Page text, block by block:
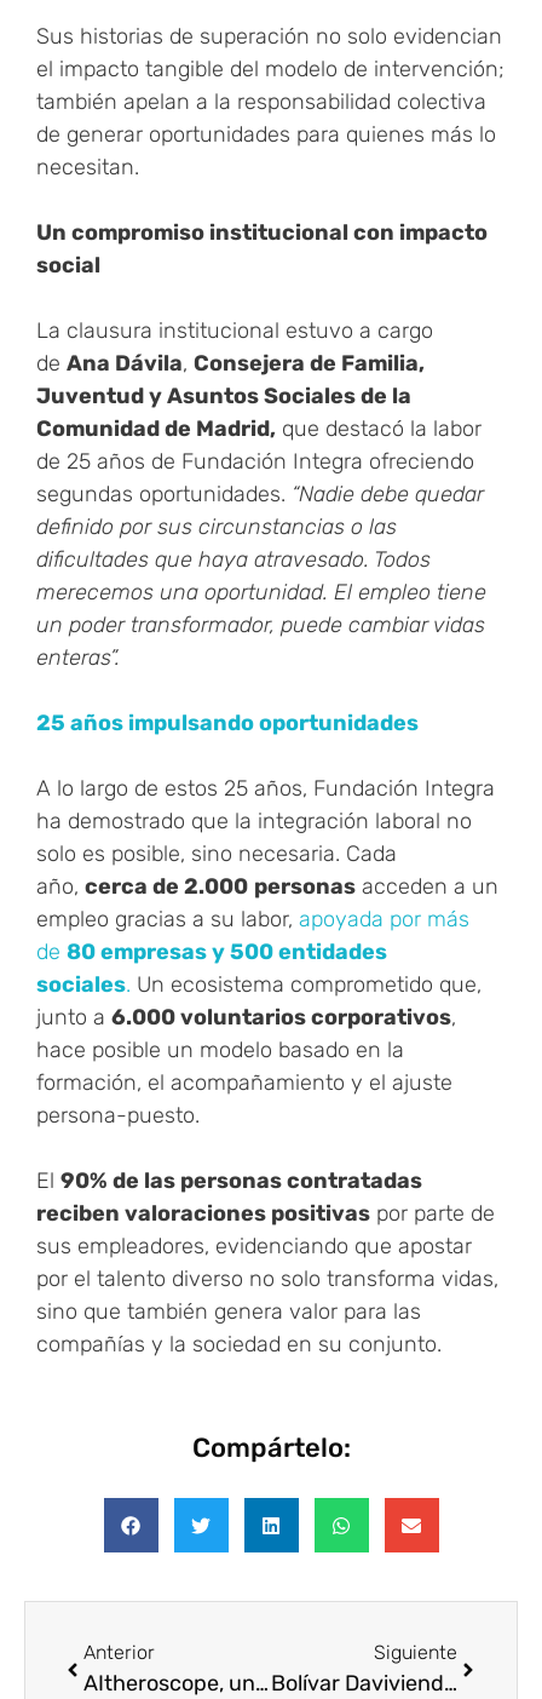
Sus historias de superación no solo evidencian
el impacto tangible del modelo de intervención;
también apelan a la responsabilidad colectiva
de generar oportunidades para quienes más lo
necesitan.
Un compromiso institucional con impacto
social
La clausura institucional estuvo a cargo
de Ana Dávila, Consejera de Familia,
Juventud y Asuntos Sociales de la
Comunidad de Madrid, que destacó la labor
de 25 años de Fundación Integra ofreciendo
segundas oportunidades. “Nadie debe quedar
definido por sus circunstancias o las
dificultades que haya atravesado. Todos
merecemos una oportunidad. El empleo tiene
un poder transformador, puede cambiar vidas
enteras”.
25 años impulsando oportunidades
A lo largo de estos 25 años, Fundación Integra
ha demostrado que la integración laboral no
solo es posible, sino necesaria. Cada
año, cerca de 2.000 personas acceden a un
empleo gracias a su labor, apoyada por más
de 80 empresas y 500 entidades
sociales. Un ecosistema comprometido que,
junto a 6.000 voluntarios corporativos,
hace posible un modelo basado en la
formación, el acompañamiento y el ajuste
persona-puesto.
El 90% de las personas contratadas
reciben valoraciones positivas por parte de
sus empleadores, evidenciando que apostar
por el talento diverso no solo transforma vidas,
sino que también genera valor para las
compañías y la sociedad en su conjunto.
Compártelo:
Anterior
AItheroscope, una IA que facilita la vida de personas con esclerosis, ganadora de los Premios a la Innovación Social de Fundación Mapfre
Siguiente
Bolívar Davivienda: ¡La luz que nace de compartir!